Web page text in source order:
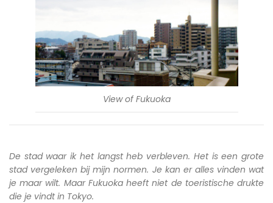
View of Fukuoka
De stad waar ik het langst heb verbleven. Het is een grote
stad vergeleken bij mijn normen. Je kan er alles vinden wat
je maar wilt. Maar Fukuoka heeft niet de toeristische drukte
die je vindt in Tokyo.